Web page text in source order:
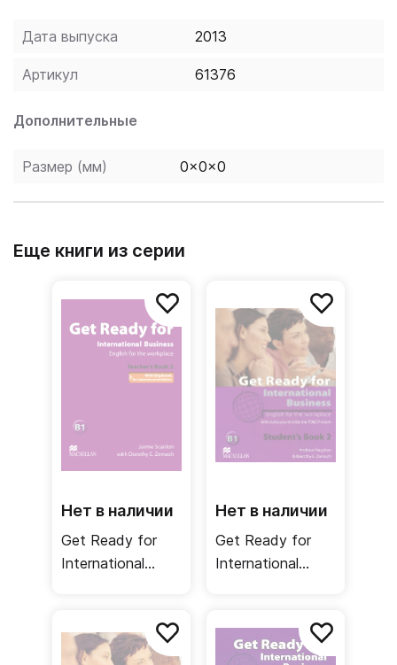
Дата выпуска 2013
Артикул 61376
Дополнительные
Размер (мм) 0x0x0
Еще книги из серии
Нет в наличии
Get Ready for
International
Книга для
учителя
Нет в наличии
Get Ready for
International
TOEIC / Учебник